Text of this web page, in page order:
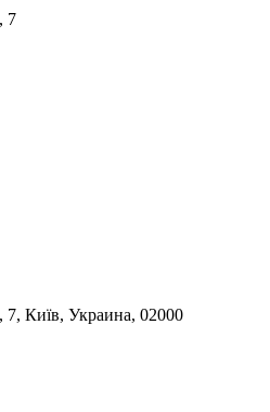
7
7, Київ, Украина, 02000